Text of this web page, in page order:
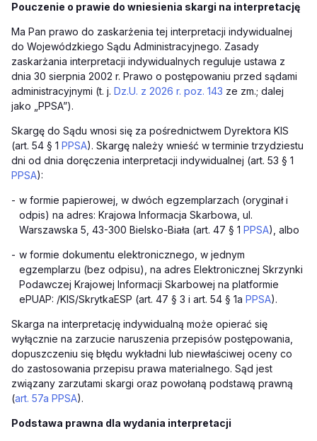
Pouczenie o prawie do wniesienia skargi na interpretację
Ma Pan prawo do zaskarżenia tej interpretacji indywidualnej
do Wojewódzkiego Sądu Administracyjnego. Zasady
zaskarżania interpretacji indywidualnych reguluje ustawa z
dnia 30 sierpnia 2002 r. Prawo o postępowaniu przed sądami
administracyjnymi (t. j. Dz.U. z 2026 r. poz. 143 ze zm.; dalej
jako „PPSA”).
Skargę do Sądu wnosi się za pośrednictwem Dyrektora KIS
(art. 54 § 1 PPSA). Skargę należy wnieść w terminie trzydziestu
dni od dnia doręczenia interpretacji indywidualnej (art. 53 § 1
PPSA):
- w formie papierowej, w dwóch egzemplarzach (oryginał i
odpis) na adres: Krajowa Informacja Skarbowa, ul.
Warszawska 5, 43-300 Bielsko-Biała (art. 47 § 1 PPSA), albo
- w formie dokumentu elektronicznego, w jednym
egzemplarzu (bez odpisu), na adres Elektronicznej Skrzynki
Podawczej Krajowej Informacji Skarbowej na platformie
ePUAP: /KIS/SkrytkaESP (art. 47 § 3 i art. 54 § 1a PPSA).
Skarga na interpretację indywidualną może opierać się
wyłącznie na zarzucie naruszenia przepisów postępowania,
dopuszczeniu się błędu wykładni lub niewłaściwej oceny co
do zastosowania przepisu prawa materialnego. Sąd jest
związany zarzutami skargi oraz powołaną podstawą prawną
(art. 57a PPSA).
Podstawa prawna dla wydania interpretacji